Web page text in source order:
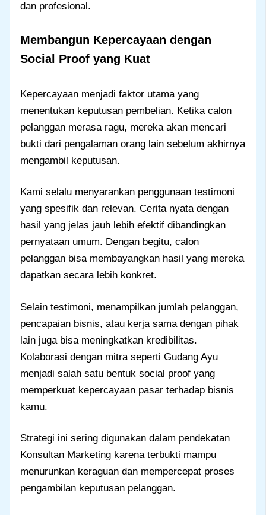
dan profesional.
Membangun Kepercayaan dengan
Social Proof yang Kuat
Kepercayaan menjadi faktor utama yang
menentukan keputusan pembelian. Ketika calon
pelanggan merasa ragu, mereka akan mencari
bukti dari pengalaman orang lain sebelum akhirnya
mengambil keputusan.
Kami selalu menyarankan penggunaan testimoni
yang spesifik dan relevan. Cerita nyata dengan
hasil yang jelas jauh lebih efektif dibandingkan
pernyataan umum. Dengan begitu, calon
pelanggan bisa membayangkan hasil yang mereka
dapatkan secara lebih konkret.
Selain testimoni, menampilkan jumlah pelanggan,
pencapaian bisnis, atau kerja sama dengan pihak
lain juga bisa meningkatkan kredibilitas.
Kolaborasi dengan mitra seperti Gudang Ayu
menjadi salah satu bentuk social proof yang
memperkuat kepercayaan pasar terhadap bisnis
kamu.
Strategi ini sering digunakan dalam pendekatan
Konsultan Marketing karena terbukti mampu
menurunkan keraguan dan mempercepat proses
pengambilan keputusan pelanggan.